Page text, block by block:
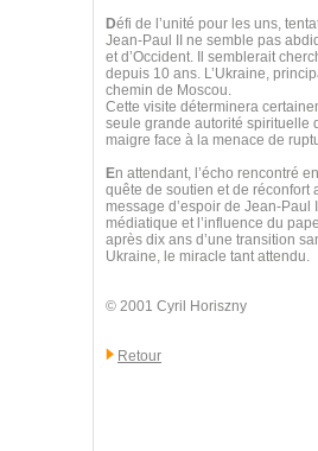
Défi de l’unité pour les uns,
Jean-Paul II ne semble pas
et d’Occident. Il semblerait
depuis 10 ans. L’Ukraine,
chemin de Moscou.
Cette visite déterminera
seule grande autorité spirituelle
maigre face à la menace de
En attendant, l’écho rencontré
quête de soutien et de réconfort
message d’espoir de Jean-
médiatique et l’influence du
après dix ans d’une transition
Ukraine, le miracle tant attendu.
© 2001 Cyril Horiszny
Retour